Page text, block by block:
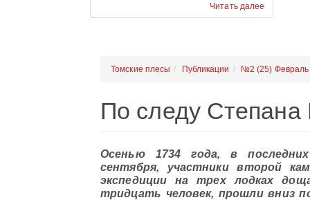
Читать далее
Томские плесы Публикации №2 (25) Февраль
По следу
Осенью 1734 года, в
сентября, участники второй
экспедиции на трех лодках
тридцать человек, прошли вниз